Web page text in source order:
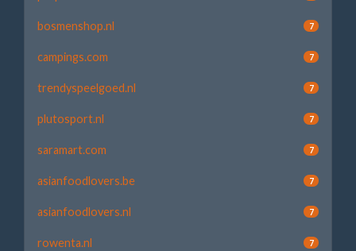
bosmenshop.nl 7
campings.com 7
trendyspeelgoed.nl 7
plutosport.nl 7
saramart.com 7
asianfoodlovers.be 7
asianfoodlovers.nl 7
rowenta.nl 7